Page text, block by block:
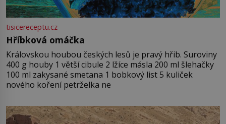
tisicereceptu.cz
Hříbková omáčka
Královskou houbou českých lesů je pravý hřib. Suroviny
400 g houby 1 větší cibule 2 lžíce másla 200 ml šlehačky
100 ml zakysané smetana 1 bobkový list 5 kuliček
nového koření petrželka ne